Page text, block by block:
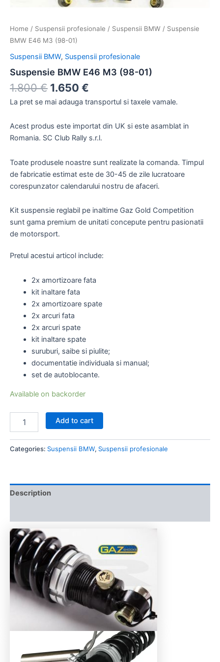
Home / Suspensii profesionale / Suspensii BMW / Suspensie
BMW E46 M3 (98-01)
Suspensii BMW, Suspensii profesionale
Suspensie BMW E46 M3 (98-01)
1.800€ 1.650 €
La pret se mai adauga transportul si taxele vamale.
Acest produs este importat din UK si este asamblat in
Romania. SC Club Rally s.r.l.
Toate produsele noastre sunt realizate la comanda. Timpul
de fabricatie estimat este de 30-45 de zile lucratoare
corespunzator calendarului nostru de afaceri.
Kit suspensie reglabil pe inaltime Gaz Gold Competition
sunt gama premium de unitati concepute pentru pasionatii
de motorsport.
Pretul acestui articol include:
2x amortizoare fata
kit inaltare fata
2x amortizoare spate
2x arcuri fata
2x arcuri spate
kit inaltare spate
suruburi, saibe si piulite;
documentatie individuala si manual;
set de autoblocante.
Available on backorder
Add to cart
Categories: Suspensii BMW, Suspensii profesionale
Description